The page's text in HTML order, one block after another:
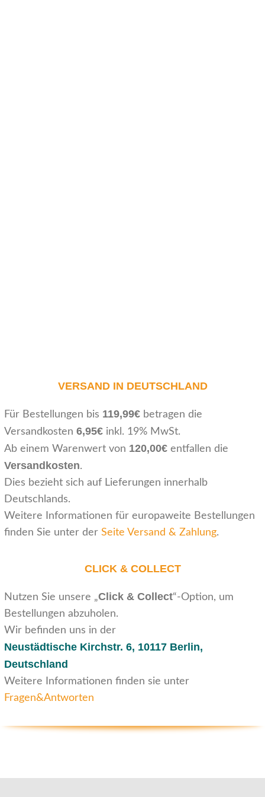
VERSAND IN DEUTSCHLAND
Für Bestellungen bis 119,99€ betragen die
Versandkosten 6,95€ inkl. 19% MwSt.
Ab einem Warenwert von 120,00€ entfallen die
Versandkosten.
Dies bezieht sich auf Lieferungen innerhalb
Deutschlands.
Weitere Informationen für europaweite Bestellungen
finden Sie unter der Seite Versand & Zahlung.
CLICK & COLLECT
Nutzen Sie unsere „Click & Collect“-Option, um
Bestellungen abzuholen.
Wir befinden uns in der
Neustädtische Kirchstr. 6, 10117 Berlin,
Deutschland
Weitere Informationen finden sie unter
Fragen&Antworten